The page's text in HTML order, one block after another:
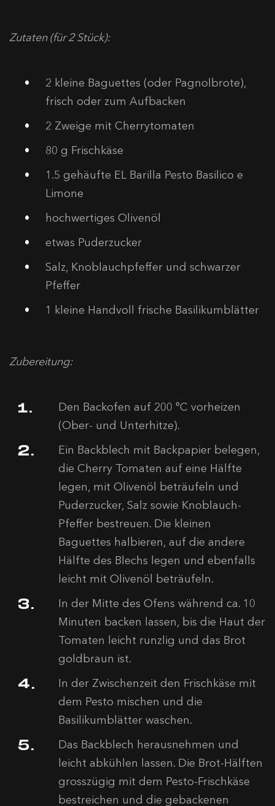
Zutaten (für 2 Stück):
2 kleine Baguettes (oder Pagnolbrote),
frisch oder zum Aufbacken
2 Zweige mit Cherrytomaten
80 g Frischkäse
1.5 gehäufte EL Barilla Pesto Basilico e
Limone
hochwertiges Olivenöl
etwas Puderzucker
Salz, Knoblauchpfeffer und schwarzer
Pfeffer
1 kleine Handvoll frische Basilikumblätter
Zubereitung:
Den Backofen auf 200 °C vorheizen
(Ober- und Unterhitze).
Ein Backblech mit Backpapier belegen,
die Cherry Tomaten auf eine Hälfte
legen, mit Olivenöl beträufeln und
Puderzucker, Salz sowie Knoblauch-
Pfeffer bestreuen. Die kleinen
Baguettes halbieren, auf die andere
Hälfte des Blechs legen und ebenfalls
leicht mit Olivenöl beträufeln.
In der Mitte des Ofens während ca. 10
Minuten backen lassen, bis die Haut der
Tomaten leicht runzlig und das Brot
goldbraun ist.
In der Zwischenzeit den Frischkäse mit
dem Pesto mischen und die
Basilikumblätter waschen.
Das Backblech herausnehmen und
leicht abkühlen lassen. Die Brot-Hälften
grosszügig mit dem Pesto-Frischkäse
bestreichen und die gebackenen